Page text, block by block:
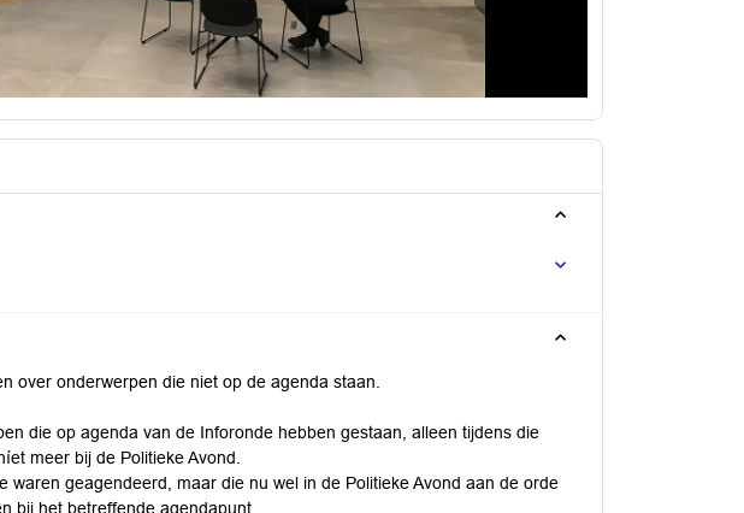
over onderwerpen die niet op de agenda staan.
die op agenda van de Inforonde hebben gestaan, alleen tijdens die
meer bij de Politieke Avond.
waren geagendeerd, maar die nu wel in de Politieke Avond aan de orde
bij het betreffende agendapunt.